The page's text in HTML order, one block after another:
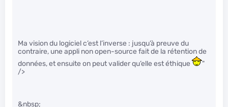
Ma vision du logiciel c’est l’inverse : jusqu’à preuve du
contraire, une appli non open-source fait de la rétention de
données, et ensuite on peut valider qu’elle est éthique
"
/>
&nbsp;